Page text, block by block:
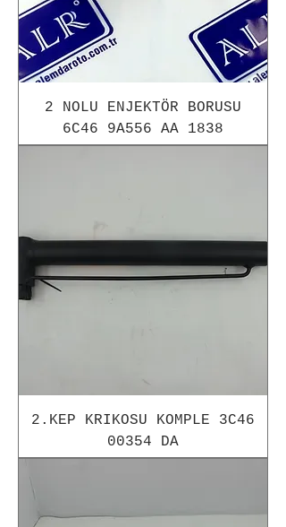
2 NOLU ENJEKTÖR BORUSU
6C46 9A556 AA 1838
2.KEP KRIKOSU KOMPLE 3C46
00354 DA